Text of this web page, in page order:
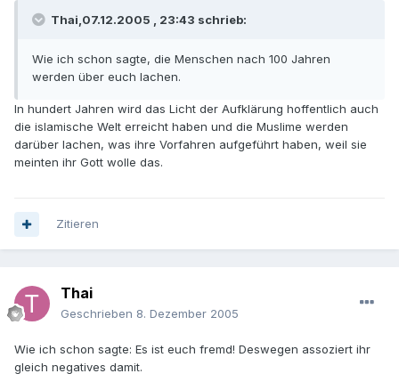
Thai,07.12.2005 , 23:43 schrieb:
Wie ich schon sagte, die Menschen nach 100 Jahren
werden über euch lachen.
In hundert Jahren wird das Licht der Aufklärung hoffentlich auch
die islamische Welt erreicht haben und die Muslime werden
darüber lachen, was ihre Vorfahren aufgeführt haben, weil sie
meinten ihr Gott wolle das.
Zitieren
Thai
Geschrieben 8. Dezember 2005
Wie ich schon sagte: Es ist euch fremd! Deswegen assoziert ihr
gleich negatives damit.